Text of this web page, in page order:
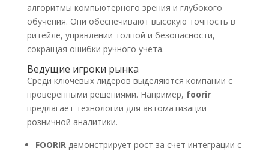
алгоритмы компьютерного зрения и глубокого
обучения. Они обеспечивают высокую точность в
ритейле, управлении толпой и безопасности,
сокращая ошибки ручного учета.
Ведущие игроки рынка
Среди ключевых лидеров выделяются компании с
проверенными решениями. Например, foorir
предлагает технологии для автоматизации
розничной аналитики.
FOORIRдемонстрирует рост за счет интеграции с